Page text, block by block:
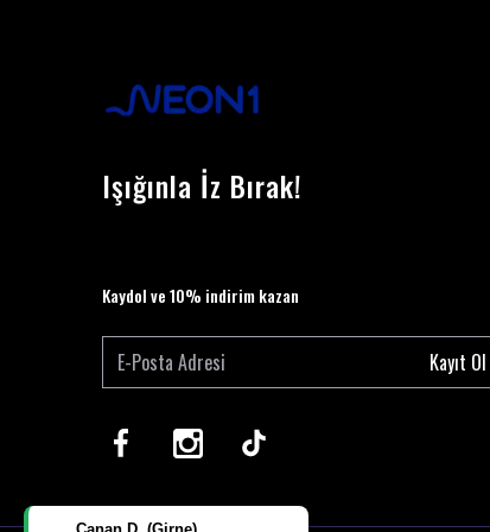
Işığınla İz Bırak!
Kaydol ve 10% indirim kazan
Kayıt Ol